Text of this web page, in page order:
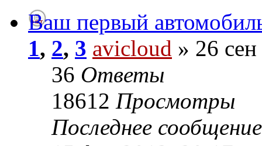
Ваш первый
1, 2, 3 avicloud » 26
36 Ответы
18612 Просмотры
Последнее